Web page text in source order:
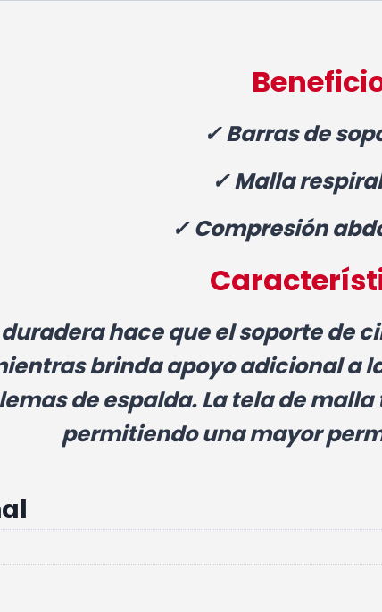
✓ Barras de
✓ Malla
✓ Compresión
hace que el soporte de
brinda apoyo adicional a
de espalda. La tela de
permitiendo una mayor